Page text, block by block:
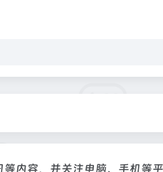
内容，并关注电脑、手机等